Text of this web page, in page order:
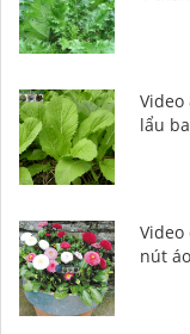
lẩu
Video
nút